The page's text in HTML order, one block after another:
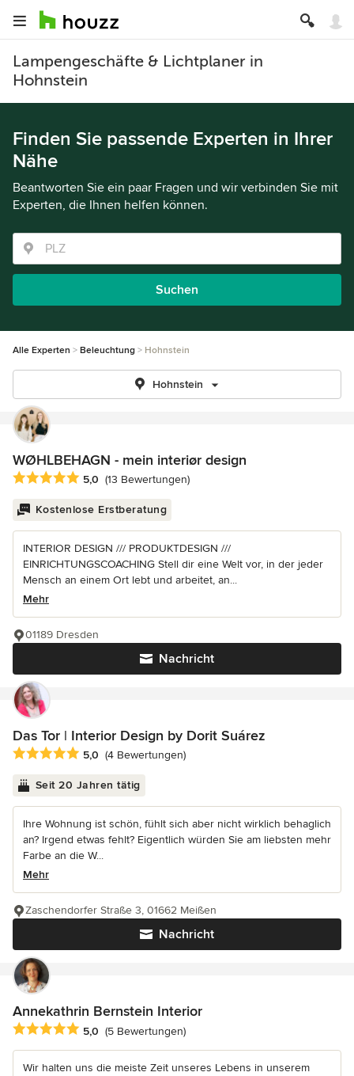
Lampengeschäfte & Lichtplaner in
Hohnstein
Finden Sie passende Experten in Ihrer
Nähe
Beantworten Sie ein paar Fragen und wir verbinden Sie mit
Experten, die Ihnen helfen können.
Suchen
Alle Experten Beleuchtung Hohnstein
Hohnstein
WØHLBEHAGN - mein interiør design
Durchschnittliche Bewertung: 5 von 5 Sternen
5,0 (13 Bewertungen)
Kostenlose Erstberatung
INTERIOR DESIGN /// PRODUKTDESIGN ///
EINRICHTUNGSCOACHING Stell dir eine Welt vor, in der jeder
Mensch an einem Ort lebt und arbeitet, an...
Mehr
Nachricht
01189 Dresden
Das Tor | Interior Design by Dorit Suárez
Durchschnittliche Bewertung: 5 von 5 Sternen
5,0 (4 Bewertungen)
Seit 20 Jahren tätig
Ihre Wohnung ist schön, fühlt sich aber nicht wirklich behaglich
an? Irgend etwas fehlt? Eigentlich würden Sie am liebsten mehr
Farbe an die W...
Mehr
Nachricht
Zaschendorfer Straße 3, 01662 Meißen
Annekathrin Bernstein Interior
Durchschnittliche Bewertung: 5 von 5 Sternen
5,0 (5 Bewertungen)
Wir halten uns die meiste Zeit unseres Lebens in unserem